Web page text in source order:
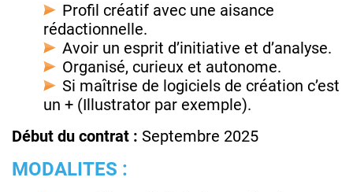
Profil créatif avec une aisance
rédactionnelle.
Avoir un esprit d’initiative et d’analyse.
Organisé, curieux et autonome.
Si maîtrise de logiciels de création c’est
un + (Illustrator par exemple).
Début du contrat : Septembre 2025
MODALITES :